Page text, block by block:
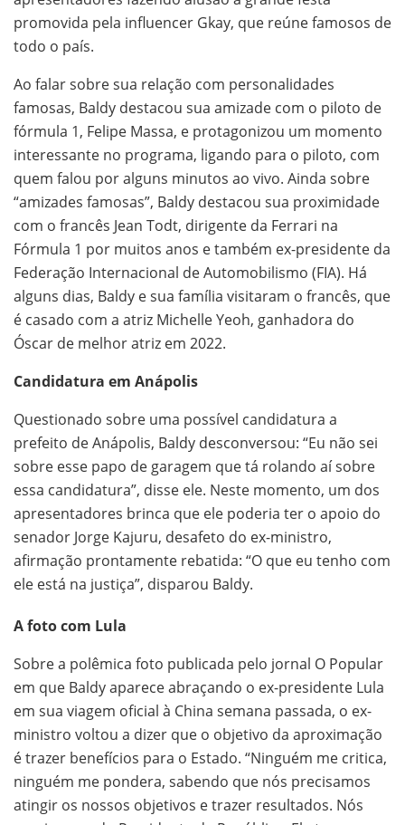
promovida pela influencer Gkay, que reúne famosos de
todo o país.
Ao falar sobre sua relação com personalidades
famosas, Baldy destacou sua amizade com o piloto de
fórmula 1, Felipe Massa, e protagonizou um momento
interessante no programa, ligando para o piloto, com
quem falou por alguns minutos ao vivo. Ainda sobre
“amizades famosas”, Baldy destacou sua proximidade
com o francês Jean Todt, dirigente da Ferrari na
Fórmula 1 por muitos anos e também ex-presidente da
Federação Internacional de Automobilismo (FIA). Há
alguns dias, Baldy e sua família visitaram o francês, que
é casado com a atriz Michelle Yeoh, ganhadora do
Óscar de melhor atriz em 2022.
Candidatura em Anápolis
Questionado sobre uma possível candidatura a
prefeito de Anápolis, Baldy desconversou: “Eu não sei
sobre esse papo de garagem que tá rolando aí sobre
essa candidatura”, disse ele. Neste momento, um dos
apresentadores brinca que ele poderia ter o apoio do
senador Jorge Kajuru, desafeto do ex-ministro,
afirmação prontamente rebatida: “O que eu tenho com
ele está na justiça”, disparou Baldy.
A foto com Lula
Sobre a polêmica foto publicada pelo jornal O Popular
em que Baldy aparece abraçando o ex-presidente Lula
em sua viagem oficial à China semana passada, o ex-
ministro voltou a dizer que o objetivo da aproximação
é trazer benefícios para o Estado. “Ninguém me critica,
ninguém me pondera, sabendo que nós precisamos
atingir os nossos objetivos e trazer resultados. Nós